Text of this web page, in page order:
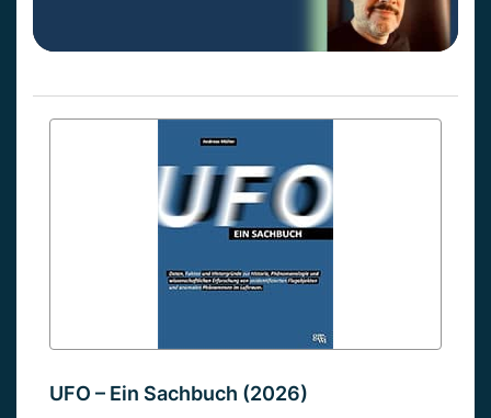
UFO – Ein Sachbuch (2026)